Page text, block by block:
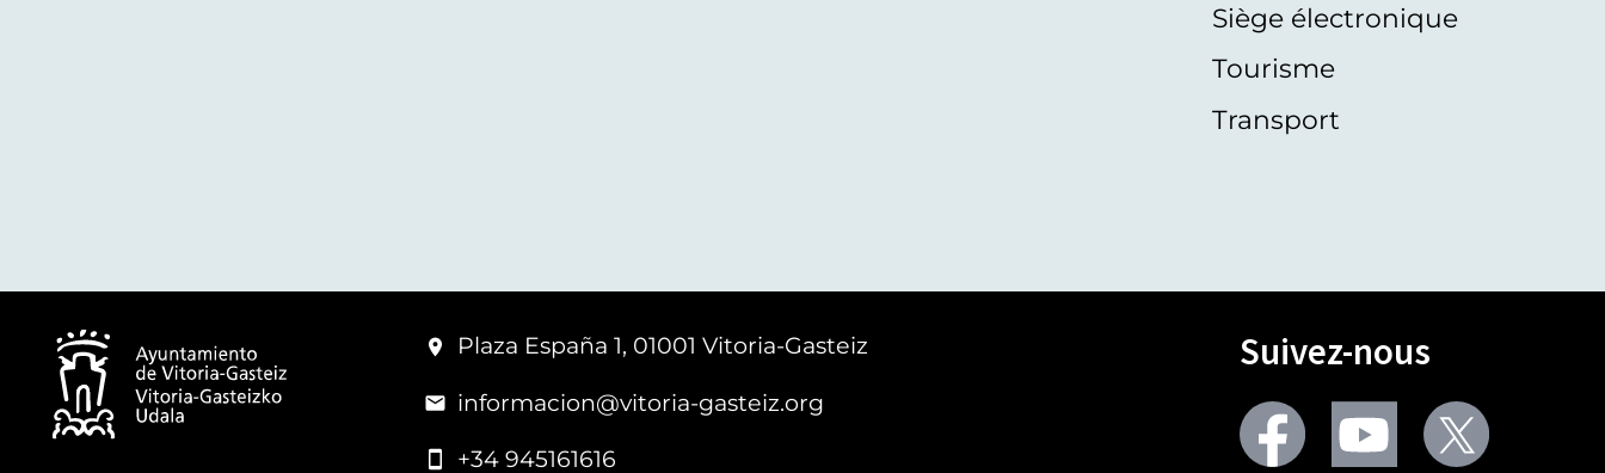
Siège électronique
Tourisme
Transport
Plaza España 1, 01001 Vitoria-Gasteiz
informacion@vitoria-gasteiz.org
+34 945161616
Suivez-nous
Facebook Youtube